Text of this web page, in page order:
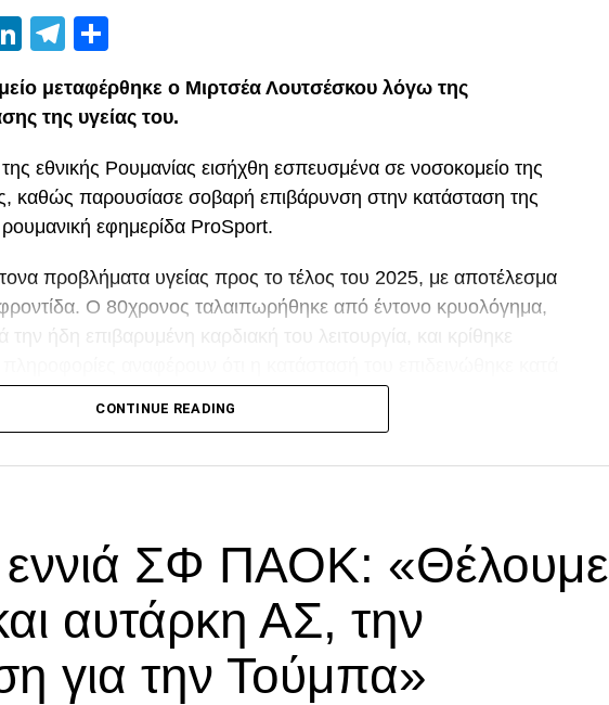
LinkedIn
Telegram
μεταφέρθηκε ο Μιρτσέα Λουτσέσκου λόγω της
της υγείας του.
εθνικής Ρουμανίας εισήχθη εσπευσμένα σε νοσοκομείο της
καθώς παρουσίασε σοβαρή επιβάρυνση στην κατάσταση της
εφημερίδα ProSport.
προβλήματα υγείας προς το τέλος του 2025, με αποτέλεσμα
φροντίδα. Ο 80χρονος ταλαιπωρήθηκε από έντονο κρυολόγημα,
την ήδη επιβαρυμένη καρδιακή του λειτουργία, και κρίθηκε
CONTINUE READING
ΣΦ ΠΑΟΚ: «Θέλουμε
αυτάρκη ΑΣ, την
για την Τούμπα»